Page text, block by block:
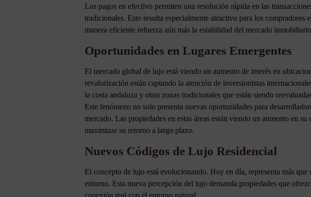
Los pagos en efectivo permiten una resolución rápida en las
tradicionales. Esto resulta especialmente atractivo para los
manera eficiente refuerza aún más la estabilidad del mercado
Oportunidades en Lugares Emergentes
El mercado global de lujo está viendo un aumento de interés en
revalorización están captando la atención de inversionistas
la costa andaluza y otras zonas tradicionales que están siendo
Este fenómeno no solo presenta nuevas oportunidades para
mercado. Las propiedades en estas áreas están viendo un aumento en
maximizar su retorno a largo plazo.
Nuevos Códigos de Lujo Residencial
El concepto de lujo está evolucionando. Hoy en día, representa más
entorno. Esta nueva percepción del lujo demanda propiedades que
conexión real con el entorno natural.